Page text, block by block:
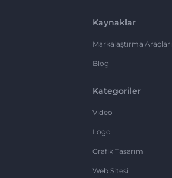
Kaynaklar
Markalaştırma Araçları
Blog
Kategoriler
Video
Logo
Grafik Tasarım
Web Sitesi